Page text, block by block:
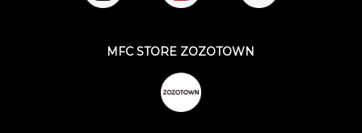
MFC STORE ZOZOTOWN